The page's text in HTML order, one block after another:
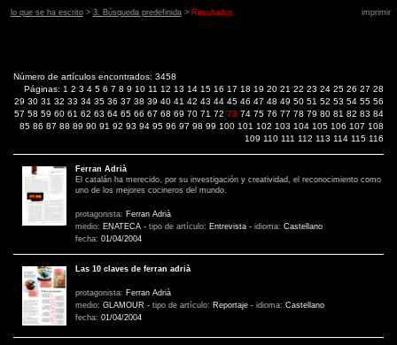
lo que se ha escrito> 3. Búsqueda predefinida> Resultados imprimir
Número de artículos encontrados: 3458
Páginas: 1 2 3 4 5 6 7 8 9 10 11 12 13 14 15 16 17 18 19 20 21 22 23 24 25 26 27 28
29 30 31 32 33 34 35 36 37 38 39 40 41 42 43 44 45 46 47 48 49 50 51 52 53 54 55 56
57 58 59 60 61 62 63 64 65 66 67 68 69 70 71 72 73 74 75 76 77 78 79 80 81 82 83 84
85 86 87 88 89 90 91 92 93 94 95 96 97 98 99 100 101 102 103 104 105 106 107 108
109 110 111 112 113 114 115 116
Ferran Adrià
El catalán ha merecido, por su investigación y creatividad, el reconocimiento como
uno de los mejores cocineros del mundo.
protagonista: Ferran Adrià
medio: ENATECA - tipo de artículo: Entrevista - idioma: Castellano
fecha: 01/04/2004
Las 10 claves de ferran adrià
protagonista: Ferran Adrià
medio: GLAMOUR - tipo de artículo: Reportaje - idioma: Castellano
fecha: 01/04/2004